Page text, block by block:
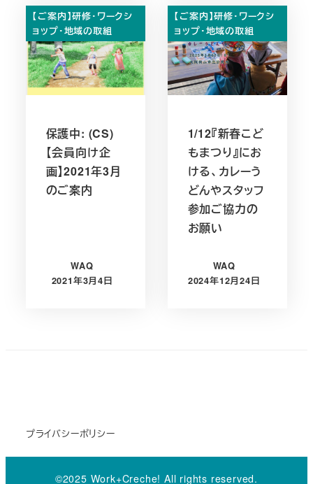
【ご案内】研修・ワークシ
ョップ・地域の取組
保護中: (CS)
【会員向け企
画】2021年3月
のご案内
WAQ
投稿日
2021年3月4日
【ご案内】研修・ワークシ
ョップ・地域の取組
1/12『新春こど
もまつり』にお
ける、カレーう
どんやスタッフ
参加ご協力の
お願い
WAQ
投稿日
2024年12月24日
プライバシーポリシー
©2025 Work+Creche! All rights reserved.